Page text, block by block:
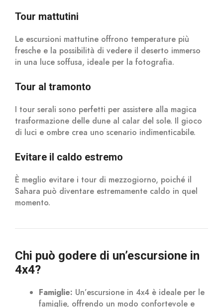
Tour mattutini
Le escursioni mattutine offrono temperature più
fresche e la possibilità di vedere il deserto immerso
in una luce soffusa, ideale per la fotografia.
Tour al tramonto
I tour serali sono perfetti per assistere alla magica
trasformazione delle dune al calar del sole. Il gioco
di luci e ombre crea uno scenario indimenticabile.
Evitare il caldo estremo
È meglio evitare i tour di mezzogiorno, poiché il
Sahara può diventare estremamente caldo in quel
momento.
Chi può godere di un’escursione in
4x4?
Famiglie: Un’escursione in 4x4 è ideale per le
famiglie, offrendo un modo confortevole e